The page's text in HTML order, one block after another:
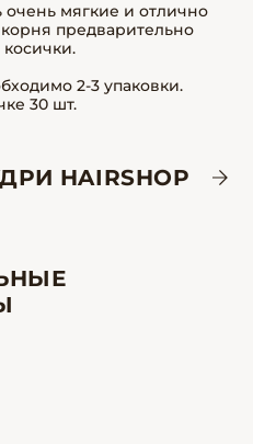
мягкие и отлично
предварительно
2-3 упаковки.
30 шт.
HAIRSHOP